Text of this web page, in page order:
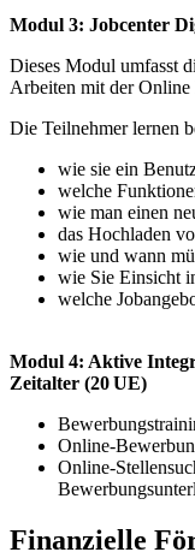
Modul 3: Jobcenter
Dieses Modul umfasst
Arbeiten mit der Online
Die Teilnehmer lernen
wie sie ein
welche
wie man einen
das Hochladen
wie und wann
wie Sie Einsicht
welche
Modul 4: Aktive
Zeitalter (20 UE)
Online-
Online-
Finanzielle